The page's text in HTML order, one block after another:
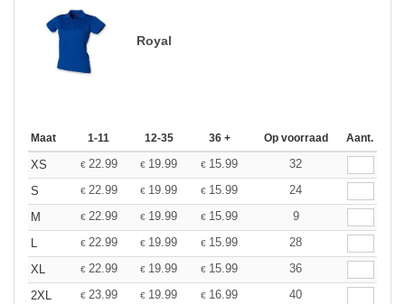
Royal
Maat 1-11 12-35 36 + Op voorraad Aant.
XS € 22.99 € 19.99 € 15.99
32
S
€ 22.99 € 19.99 € 15.99
24
M
€ 22.99 € 19.99 € 15.99
9
L
€ 22.99 € 19.99 € 15.99
28
XL
€ 22.99 € 19.99 € 15.99
36
2XL
€ 23.99 € 19.99 € 16.99 40